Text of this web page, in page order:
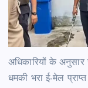
अधिकारियों के अनुसार
धमकी भरा ई-मेल